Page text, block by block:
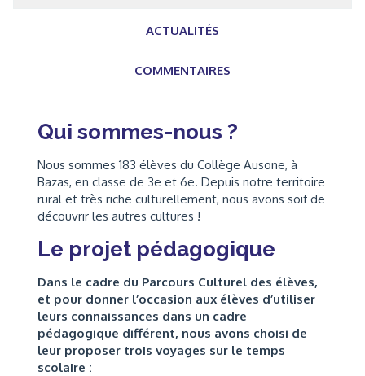
ACTUALITÉS
COMMENTAIRES
Qui sommes-nous ?
Nous sommes 183 élèves du Collège Ausone, à
Bazas, en classe de 3e et 6e. Depuis notre territoire
rural et très riche culturellement, nous avons soif de
découvrir les autres cultures !
Le projet pédagogique
Dans le cadre du Parcours Culturel des élèves,
et pour donner l’occasion aux élèves d’utiliser
leurs connaissances dans un cadre
pédagogique différent, nous avons choisi de
leur proposer trois voyages sur le temps
scolaire :